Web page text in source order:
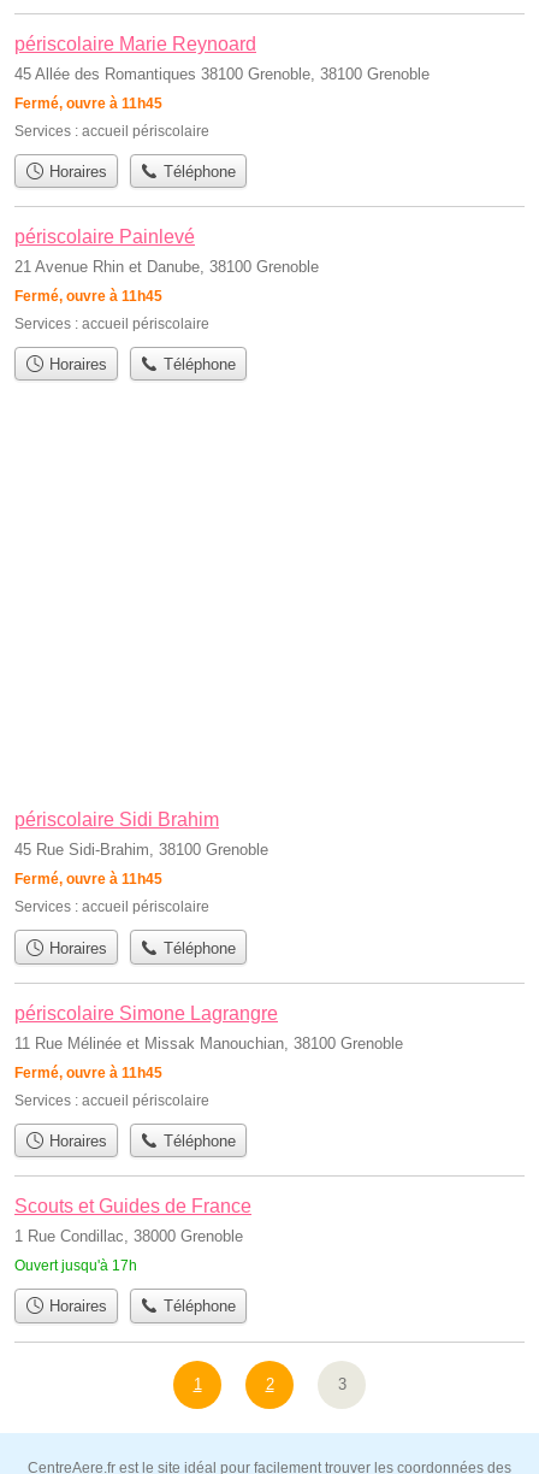
périscolaire Marie Reynoard
45 Allée des Romantiques 38100 Grenoble, 38100 Grenoble
Fermé, ouvre à 11h45
Services : accueil périscolaire
Horaires Téléphone
périscolaire Painlevé
21 Avenue Rhin et Danube, 38100 Grenoble
Fermé, ouvre à 11h45
Services : accueil périscolaire
Horaires Téléphone
périscolaire Sidi Brahim
45 Rue Sidi-Brahim, 38100 Grenoble
Fermé, ouvre à 11h45
Services : accueil périscolaire
Horaires Téléphone
périscolaire Simone Lagrangre
11 Rue Mélinée et Missak Manouchian, 38100 Grenoble
Fermé, ouvre à 11h45
Services : accueil périscolaire
Horaires Téléphone
Scouts et Guides de France
1 Rue Condillac, 38000 Grenoble
Ouvert jusqu'à 17h
Horaires Téléphone
1 2 3
CentreAere.fr est le site idéal pour facilement trouver les coordonnées des